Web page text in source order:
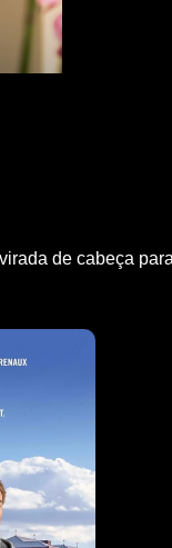
de cabeça